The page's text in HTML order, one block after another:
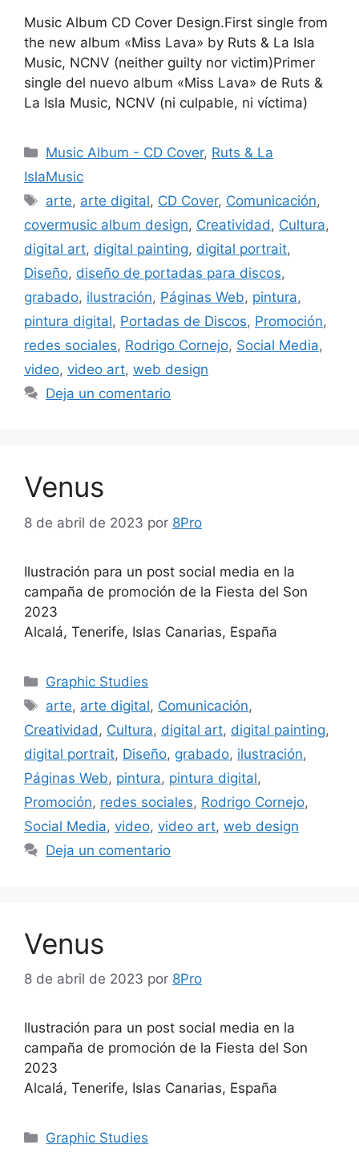
Music Album CD Cover Design.First single from
the new album «Miss Lava» by Ruts & La Isla
Music, NCNV (neither guilty nor victim)Primer
single del nuevo album «Miss Lava» de Ruts &
La Isla Music, NCNV (ni culpable, ni víctima)
Music Album - CD Cover, Ruts & La
IslaMusic
arte, arte digital, CD Cover, Comunicación,
covermusic album design, Creatividad, Cultura,
digital art, digital painting, digital portrait,
Diseño, diseño de portadas para discos,
grabado, ilustración, Páginas Web, pintura,
pintura digital, Portadas de Discos, Promoción,
redes sociales, Rodrigo Cornejo, Social Media,
video, video art, web design
Deja un comentario
Venus
8 de abril de 2023 por 8Pro
Ilustración para un post social media en la
campaña de promoción de la Fiesta del Son
2023
Alcalá, Tenerife, Islas Canarias, España
Graphic Studies
arte, arte digital, Comunicación,
Creatividad , Cultura, digital art, digital painting,
digital portrait, Diseño, grabado, ilustración,
Páginas Web, pintura, pintura digital,
Promoción, redes sociales, Rodrigo Cornejo,
Social Media, video, video art, web design
Deja un comentario
Venus
8 de abril de 2023 por 8Pro
Ilustración para un post social media en la
campaña de promoción de la Fiesta del Son
2023
Alcalá, Tenerife, Islas Canarias, España
Graphic Studies